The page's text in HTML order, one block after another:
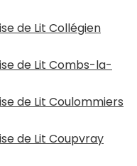
de Lit Collégien
de Lit Combs-la-
de Lit Coulommiers
de Lit Coupvray